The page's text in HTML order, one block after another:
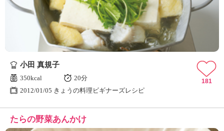
小田 真規子
350kcal
20分
2012/01/05 きょうの料理ビギナーズレシピ
181
たらの野菜あんかけ